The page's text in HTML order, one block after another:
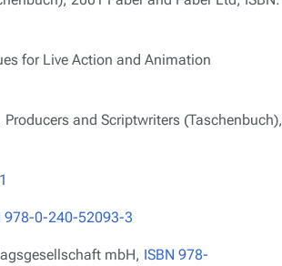
for Live Action and Animation
and Scriptwriters (Taschenbuch),
978-0-240-52093-3
mbH, ISBN 978-